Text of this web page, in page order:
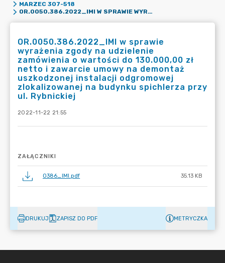
MARZEC 307-518
OR.0050.386.2022_IMI W SPRAWIE WYRAŻENIA ZGODY NA UDZIELENIE ZAMÓWIENIA O WARTOŚCI DO 130.000,00 ZŁ NETTO I ZAWARCIE UMOWY NA DEMONTAŻ USZKODZONEJ INSTALACJI ODGROMOWEJ ZLOKALIZOWANEJ NA BUDYNKU SPICHLERZA PRZY UL. RYBNICKIEJ
OR.0050.386.2022_IMI w sprawie
wyrażenia zgody na udzielenie
zamówienia o wartości do 130.000,00 zł
netto i zawarcie umowy na demontaż
uszkodzonej instalacji odgromowej
zlokalizowanej na budynku spichlerza przy
ul. Rybnickiej
2022-11-22 21:55
ZAŁĄCZNIKI
0386_IMI.pdf 35.13 KB
DRUKUJ ZAPISZ DO PDF METRYCZKA